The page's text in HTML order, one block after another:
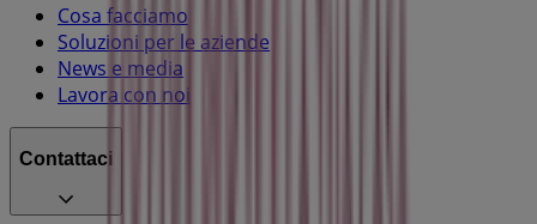
Cosa facciamo
Soluzioni per le aziende
News e media
Lavora con noi
Contattaci